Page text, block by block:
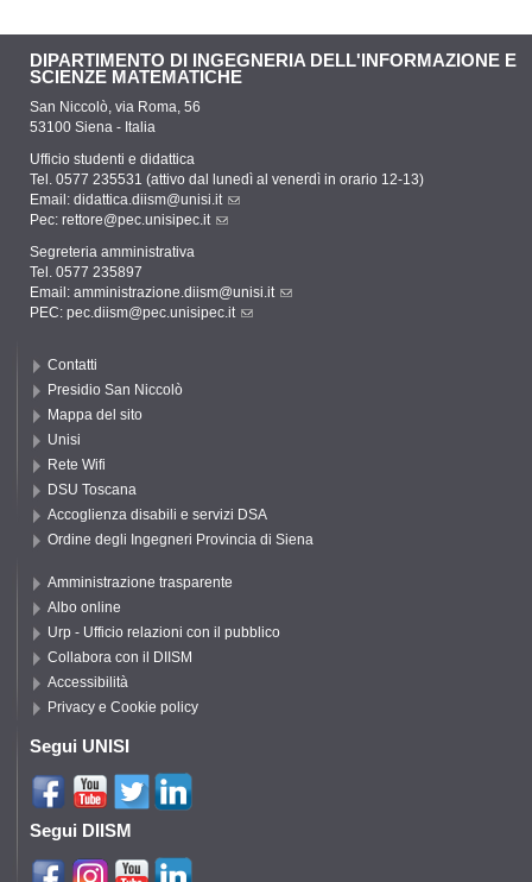
DIPARTIMENTO DI INGEGNERIA DELL'INFORMAZIONE E
SCIENZE MATEMATICHE
San Niccolò, via Roma, 56
53100 Siena - Italia
Ufficio studenti e didattica
Tel. 0577 235531 (attivo dal lunedì al venerdì in orario 12-13)
Email: didattica.diism@unisi.it
Pec: rettore@pec.unisipec.it
Segreteria amministrativa
Tel. 0577 235897
Email: amministrazione.diism@unisi.it
PEC: pec.diism@pec.unisipec.it
Contatti
Presidio San Niccolò
Mappa del sito
Unisi
Rete Wifi
DSU Toscana
Accoglienza disabili e servizi DSA
Ordine degli Ingegneri Provincia di Siena
Amministrazione trasparente
Albo online
Urp - Ufficio relazioni con il pubblico
Collabora con il DIISM
Accessibilità
Privacy e Cookie policy
Segui UNISI
Segui DIISM